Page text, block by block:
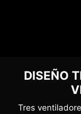
DISEÑO
Tres